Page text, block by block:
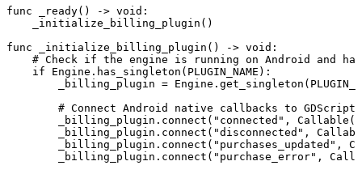
func _ready() -> void:
    _initialize_billing_plugin()
func _initialize_billing_plugin() -> void:
# Check if the engine is running on Android and
    if Engine.has_singleton(PLUGIN_NAME):
_billing_plugin =
# Connect Android native callbacks to GDScript
_billing_plugin.connect("connected",
_billing_plugin.connect("disconnected",
_billing_plugin.connect("purchases_updated",
_billing_plugin.connect("purchase_error",